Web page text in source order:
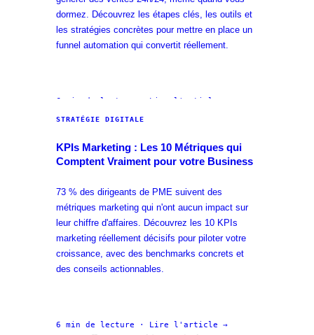
dormez. Découvrez les étapes clés, les outils et
les stratégies concrètes pour mettre en place un
funnel automation qui convertit réellement.
6 min de lecture · Lire l'article →
STRATÉGIE DIGITALE
KPIs Marketing : Les 10 Métriques qui
Comptent Vraiment pour votre Business
73 % des dirigeants de PME suivent des
métriques marketing qui n'ont aucun impact sur
leur chiffre d'affaires. Découvrez les 10 KPIs
marketing réellement décisifs pour piloter votre
croissance, avec des benchmarks concrets et
des conseils actionnables.
6 min de lecture · Lire l'article →